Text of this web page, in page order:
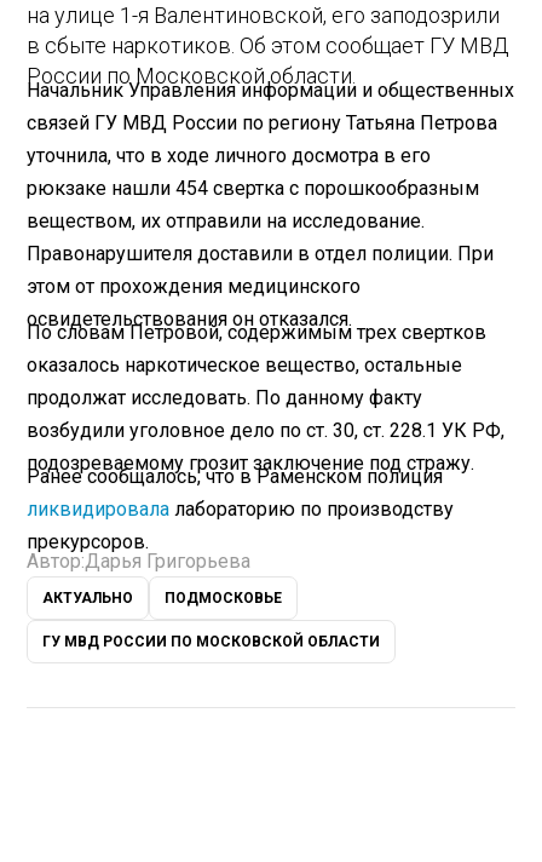
на улице 1-я Валентиновской, его заподозрили
в сбыте наркотиков. Об этом сообщает ГУ МВД
России по Московской области.
Начальник Управления информации и общественных
связей ГУ МВД России по региону Татьяна Петрова
уточнила, что в ходе личного досмотра в его
рюкзаке нашли 454 свертка с порошкообразным
веществом, их отправили на исследование.
Правонарушителя доставили в отдел полиции. При
этом от прохождения медицинского
освидетельствования он отказался.
По словам Петровой, содержимым трех свертков
оказалось наркотическое вещество, остальные
продолжат исследовать. По данному факту
возбудили уголовное дело по ст. 30, ст. 228.1 УК РФ,
подозреваемому грозит заключение под стражу.
Ранее сообщалось, что в Раменском полиция
ликвидировала лабораторию по производству
прекурсоров.
Автор:Дарья Григорьева
АКТУАЛЬНО ПОДМОСКОВЬЕ
ГУ МВД РОССИИ ПО МОСКОВСКОЙ ОБЛАСТИ